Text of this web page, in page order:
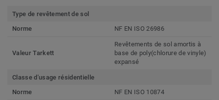
Type de revêtement de sol
Norme
NF EN ISO 26986
Valeur Tarkett
Revêtements de sol amortis à
base de poly(chlorure de vinyle)
expansé
Classe d'usage résidentielle
Norme
NF EN ISO 10874